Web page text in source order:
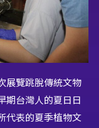
展覽跳脫傳統文物
期台灣人的夏日日
代表的夏季植物文